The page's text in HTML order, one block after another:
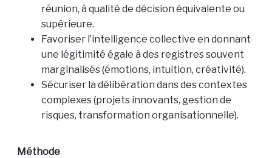
réunion, à qualité de décision équivalente ou
supérieure.
Favoriser l’intelligence collective en donnant
une légitimité égale à des registres souvent
marginalisés (émotions, intuition, créativité).
Sécuriser la délibération dans des contextes
complexes (projets innovants, gestion de
risques, transformation organisationnelle).
Méthode